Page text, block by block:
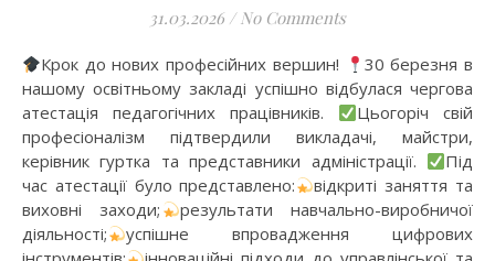
31.03.2026 / No Comments
Крок до нових професійних вершин!
30 березня в
нашому освітньому закладі успішно відбулася чергова
атестація педагогічних працівників.
Цьогоріч свій
професіоналізм підтвердили викладачі, майстри,
керівник гуртка та представники адміністрації.
Під
час атестації було представлено:
відкриті заняття та
виховні заходи;
результати навчально-виробничої
діяльності;
успішне впровадження цифрових